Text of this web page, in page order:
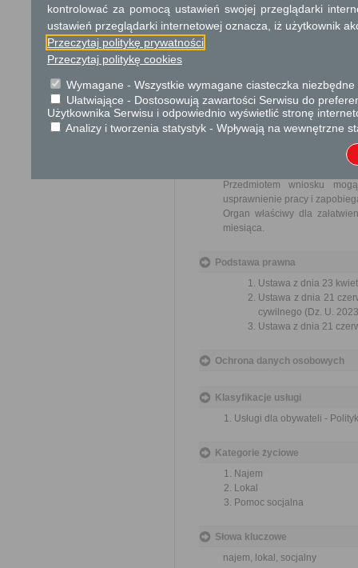
Opłata
Wniosek jest wolny od opłat.
Brak
Skargi i wnioski
Przedmiotem skargi może
ich pracowników, naruszenie
Przedmiotem wniosku
usprawnienie pracy i
Organ właściwy dla
miesiąca.
Podstawa prawna
Ustawa z dnia 23
Ustawa z dnia 21
cywilnego (Dz. U.
Ustawa z dnia 21
Ochrona danych osobowych
Klasyfikacje usługi
Usługi dla obywateli -
Kategorie życiowe
Najem
Lokal
Pomoc socjalna
Słowa kluczowe
najem, lokal, socjalny
kontrolować za pomocą ustawień swojej przeglądarki
ustawień przeglądarki internetowej oznacza, iż użytkownik
Przeczytaj politykę prywatności
Przeczytaj politykę cookies
Wymagane - Wszystkie wymagane ciasteczka
Ułatwiające - Dostosowują zawartości Serwisu do
Użytkownika Serwisu i odpowiednio wyświetlić stronę
Analizy i tworzenia statystyk - Wpływają na wewnętrzne